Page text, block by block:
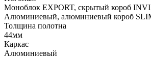
Моноблок EXPORT, скрытый короб
Алюминиевый, алюминиевый короб
Толщина полотна
44мм
Каркас
Алюминиевый